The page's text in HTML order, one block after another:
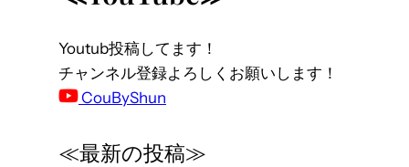
Youtub投稿してます！
チャンネル登録よろしくお願いします！
CouByShun
≪最新の投稿≫